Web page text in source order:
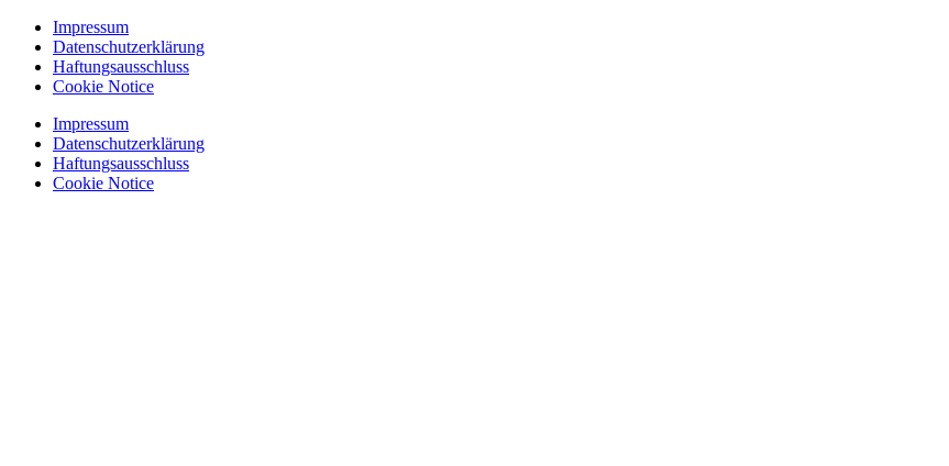
Zum
Inhalt
springen
Impressum
Datenschutzerklärung
Haftungsausschluss
Cookie Notice
Impressum
Datenschutzerklärung
Haftungsausschluss
Cookie Notice